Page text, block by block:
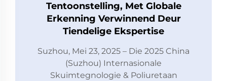
Tentoonstelling, Met Globale
Erkenning Verwinnend Deur
Tiendelige Ekspertise
Suzhou, Mei 23, 2025 – Die 2025 China
(Suzhou) Internasionale
Skuimtegnologie & Poliuretaan